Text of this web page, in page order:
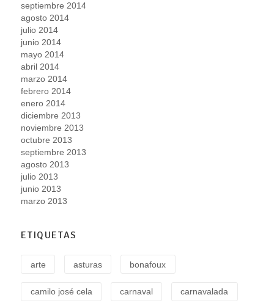
septiembre 2014
agosto 2014
julio 2014
junio 2014
mayo 2014
abril 2014
marzo 2014
febrero 2014
enero 2014
diciembre 2013
noviembre 2013
octubre 2013
septiembre 2013
agosto 2013
julio 2013
junio 2013
marzo 2013
ETIQUETAS
arte asturas bonafoux
camilo josé cela carnaval carnavalada